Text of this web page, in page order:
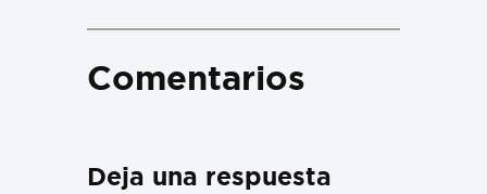
Comentarios
Deja una respuesta